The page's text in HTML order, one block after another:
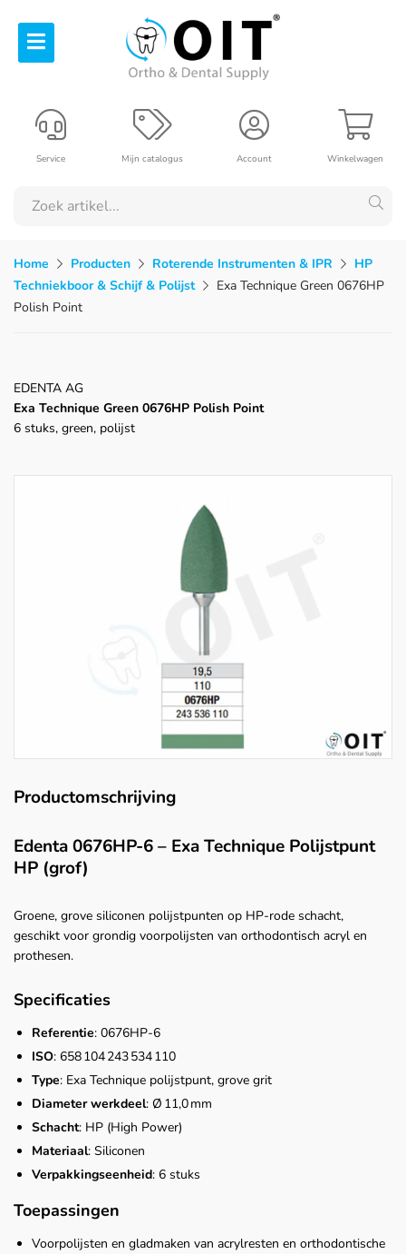
Winkelwagen
Account
Mijn catalogus
Service
Home Producten Roterende Instrumenten & IPR
HP
Techniekboor & Schijf & Polijst
Exa Technique Green 0676HP
Polish Point
EDENTA AG
Exa Technique Green 0676HP Polish Point
6 stuks, green, polijst
Productomschrijving
Edenta 0676HP‑6 – Exa Technique Polijstpunt
HP (grof)
Groene, grove siliconen polijstpunten op HP-rode schacht,
geschikt voor grondig voorpolijsten van orthodontisch acryl en
prothesen.
Specificaties
Referentie: 0676HP‑6
ISO: 658 104 243 534 110
Type: Exa Technique polijstpunt, grove grit
Diameter werkdeel: Ø 11,0 mm
Schacht: HP (High Power)
Materiaal: Siliconen
Verpakkingseenheid: 6 stuks
Toepassingen
Voorpolijsten en gladmaken van acrylresten en orthodontische